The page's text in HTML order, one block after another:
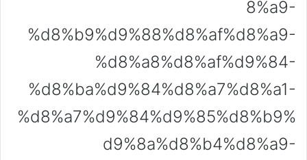
8%a9-
%d8%b9%d9%88%d8%af%d8%a9-
%d8%a8%d8%af%d9%84-
%d8%ba%d9%84%d8%a7%d8%a1-
%d8%a7%d9%84%d9%85%d8%b9%
d9%8a%d8%b4%d8%a9-